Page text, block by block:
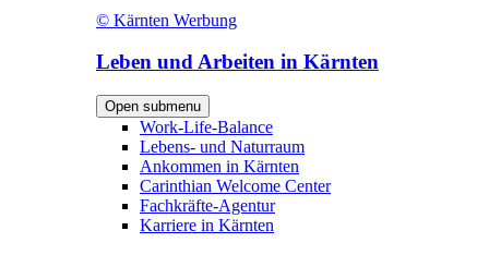
© Kärnten Werbung
Leben und Arbeiten in Kärnten
Open submenu
Work-Life-Balance
Lebens- und Naturraum
Ankommen in Kärnten
Carinthian Welcome Center
Fachkräfte-Agentur
Karriere in Kärnten